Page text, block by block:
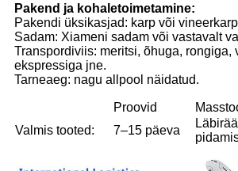
Pakend ja kohaletoimetamine:
Pakendi üksikasjad: karp või
Sadam: Xiameni sadam või vastavalt
Transpordiviis: meritsi, õhuga, rongiga,
ekspressiga jne.
Tarneaeg: nagu allpool näidatud.
Proovid
Valmis tooted:
7–15 päeva